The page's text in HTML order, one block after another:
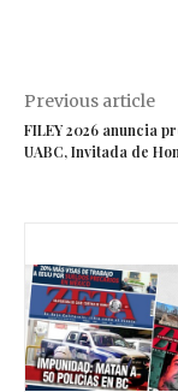
Previous article
FILEY 2026 anuncia
UABC, Invitada de